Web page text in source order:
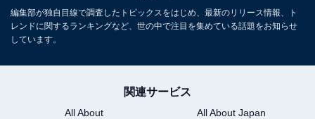
編集部が独自目線で調査したトピックスをはじめ、最新のリリース情報、ト
レンドに関するランキングなど、世の中で注目を集めている話題をお知らせ
しています。
関連サービス
All About
All About Japan